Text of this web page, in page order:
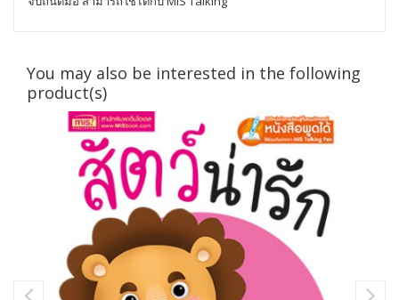
You may also be interested in the following
product(s)